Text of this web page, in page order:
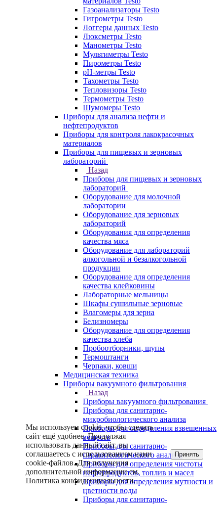
Газоанализаторы Testo
Гигрометры Testo
Логгеры данных Testo
Люксметры Testo
Манометры Testo
Мультиметры Testo
Пирометры Testo
pH-метры Testo
Тахометры Testo
Тепловизоры Testo
Термометры Testo
Шумомеры Testo
Приборы для анализа нефти и
нефтепродуктов
Приборы для контроля лакокрасочных
материалов
Приборы для пищевых и зерновых
лабораторий
Назад
Приборы для пищевых и зерновых
лабораторий
Оборудование для молочной
лаборатории
Оборудование для зерновых
лабораторий
Оборудования для определения
качества мяса
Оборудование для лабораторий
алкогольной и безалкогольной
продукции
Оборудование для определения
качества клейковины
Лабораторные мельницы
Шкафы сушильные зерновые
Влагомеры для зерна
Белизномеры
Оборудование для определения
качества хлеба
Пробоотборники, щупы
Термоштанги
Черпаки, ковши
Медицинская техника
Приборы вакуумного фильтрования
Назад
Приборы вакуумного фильтрования
Приборы для санитарно-
микробиологического анализа
Приборы для определения взвешенных
веществ
Приборы для санитарно-
паразитологического анализа
Приборы для определения чистоты
нефтепродуктов, топлив и масел
Приборы для определения мутности и
цветности воды
Приборы для санитарно-
Мы используем cookie, чтобы сделать
сайт ещё удобнее. Продолжая
использовать данный сайт, вы
соглашаетесь с использованием нами
cookie-файлов. Для получения
дополнительной информации см.
Политика конфиденциальности.
Принять